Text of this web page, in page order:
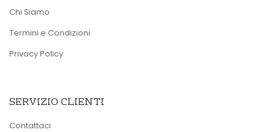
Chi Siamo
Termini e Condizioni
Privacy Policy
SERVIZIO CLIENTI
Contattaci